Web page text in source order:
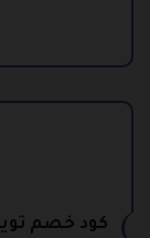
كود خصم